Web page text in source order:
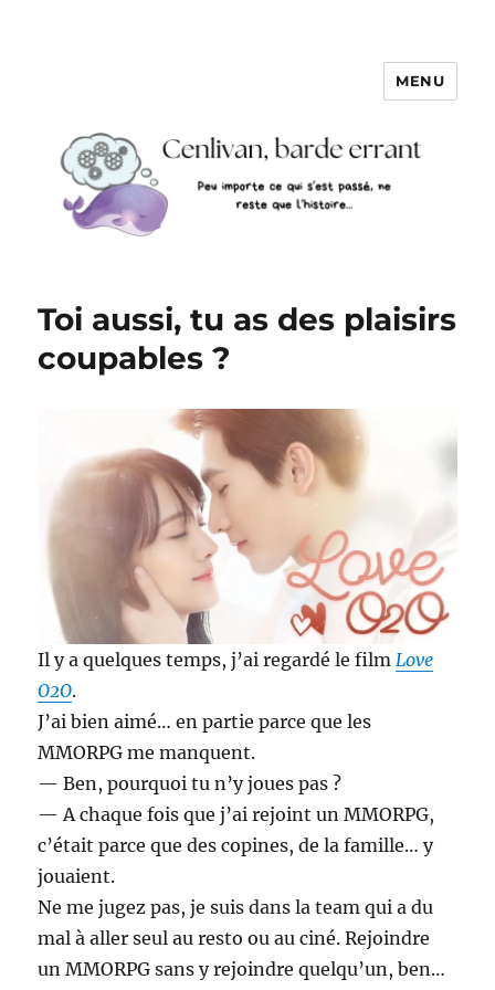
MENU
Toi aussi, tu as des plaisirs
coupables ?
Il y a quelques temps, j’ai regardé le film Love
O2O.
J’ai bien aimé… en partie parce que les
MMORPG me manquent.
— Ben, pourquoi tu n’y joues pas ?
— A chaque fois que j’ai rejoint un MMORPG,
c’était parce que des copines, de la famille… y
jouaient.
Ne me jugez pas, je suis dans la team qui a du
mal à aller seul au resto ou au ciné. Rejoindre
un MMORPG sans y rejoindre quelqu’un, ben…